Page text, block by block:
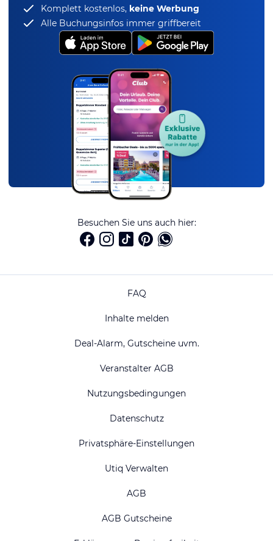
Komplett kostenlos, keine Werbung
Alle Buchungsinfos immer griffbereit
Besuchen Sie uns auch hier:
FAQ
Inhalte melden
Deal-Alarm, Gutscheine uvm.
Veranstalter AGB
Nutzungsbedingungen
Datenschutz
Privatsphäre-Einstellungen
Utiq Verwalten
AGB
AGB Gutscheine